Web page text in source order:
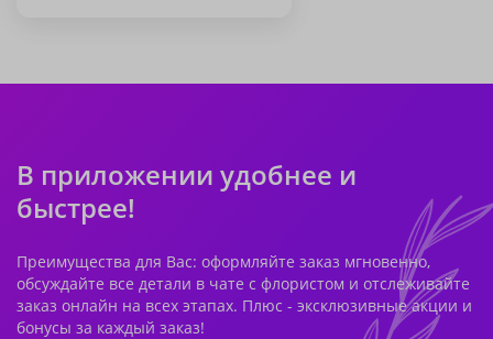
В приложении удобнее и
быстрее!
Преимущества для Вас: оформляйте заказ мгновенно,
обсуждайте все детали в чате с флористом и отслеживайте
заказ онлайн на всех этапах. Плюс - эксклюзивные акции и
бонусы за каждый заказ!